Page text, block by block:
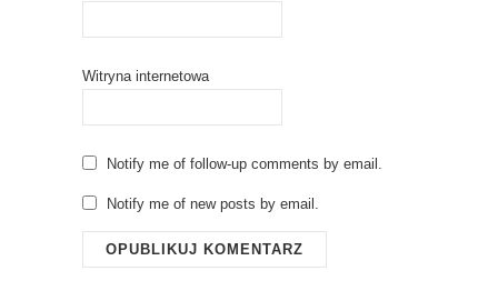
Witryna internetowa
Notify me of follow-up comments by email.
Notify me of new posts by email.